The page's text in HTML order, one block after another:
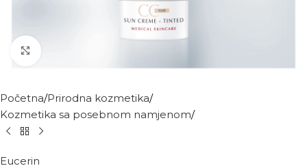
Početna Prirodna kozmetika
Kozmetika sa posebnom namjenom
Eucerin